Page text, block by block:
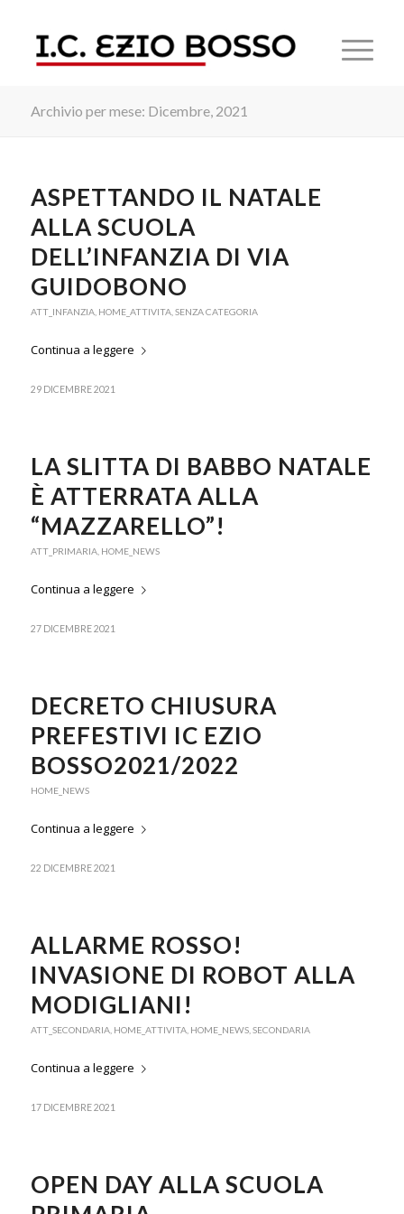
Archivio per mese: Dicembre, 2021
ASPETTANDO IL NATALE
ALLA SCUOLA
DELL’INFANZIA DI VIA
GUIDOBONO
ATT_INFANZIA, HOME_ATTIVITA, SENZA CATEGORIA
Continua a leggere
29 DICEMBRE 2021
LA SLITTA DI BABBO NATALE
È ATTERRATA ALLA
“MAZZARELLO”!
ATT_PRIMARIA, HOME_NEWS
Continua a leggere
27 DICEMBRE 2021
DECRETO CHIUSURA
PREFESTIVI IC EZIO
BOSSO2021/2022
HOME_NEWS
Continua a leggere
22 DICEMBRE 2021
ALLARME ROSSO!
INVASIONE DI ROBOT ALLA
MODIGLIANI!
ATT_SECONDARIA, HOME_ATTIVITA, HOME_NEWS, SECONDARIA
Continua a leggere
17 DICEMBRE 2021
OPEN DAY ALLA SCUOLA